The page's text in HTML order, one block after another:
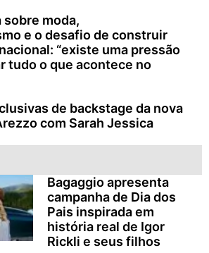
sobre moda,
e o desafio de construir
“existe uma pressão
tudo o que acontece no
de backstage da nova
com Sarah Jessica
Bagaggio apresenta
campanha de Dia dos
Pais inspirada em
história real de Igor
Rickli e seus filhos